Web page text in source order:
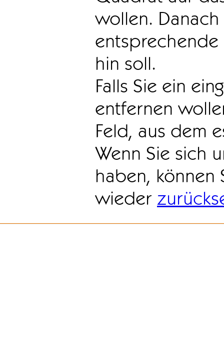
wollen.
hin soll.
Falls Sie ein
entfernen
Feld, aus dem
Wenn Sie sich
haben, können
wieder